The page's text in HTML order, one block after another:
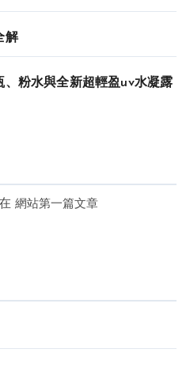
解
、粉水與全新超輕盈uv水凝露
網站第一篇文章